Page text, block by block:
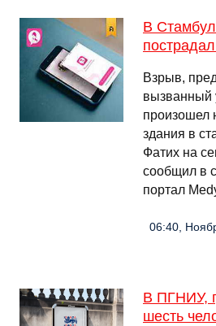
В
Взрыв,
вызванный
произошел
здания в
Фатих на
сообщил в
портал
06:40,
В ПГНИУ,
шесть